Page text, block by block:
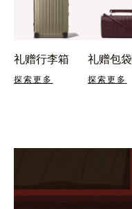
礼赠行李箱
探索更多
礼赠包袋
探索更多